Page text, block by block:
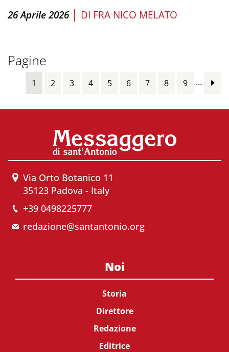
26 Aprile 2026 | DI FRA NICO MELATO
Pagine
1 2 3 4 5 6 7 8 9 …
Via Orto Botanico 11
35123 Padova - Italy
+39 0498225777
redazione@santantonio.org
Noi
Storia
Direttore
Redazione
Editrice